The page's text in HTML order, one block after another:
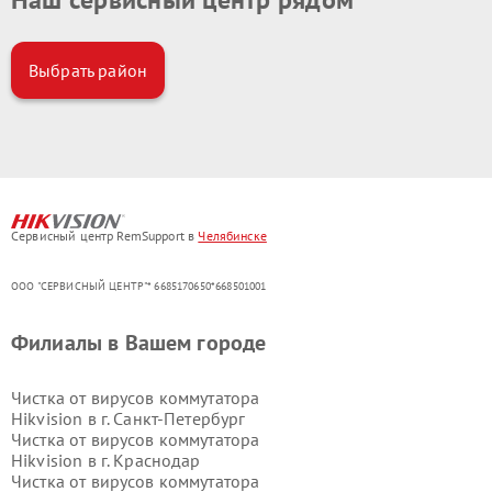
Выбрать район
Сервисный центр RemSupport в Челябинске
ООО "СЕРВИСНЫЙ ЦЕНТР"* 6685170650*668501001
Филиалы в Вашем городе
Чистка от вирусов коммутатора
Hikvision в г. Санкт-Петербург
Чистка от вирусов коммутатора
Hikvision в г. Краснодар
Чистка от вирусов коммутатора